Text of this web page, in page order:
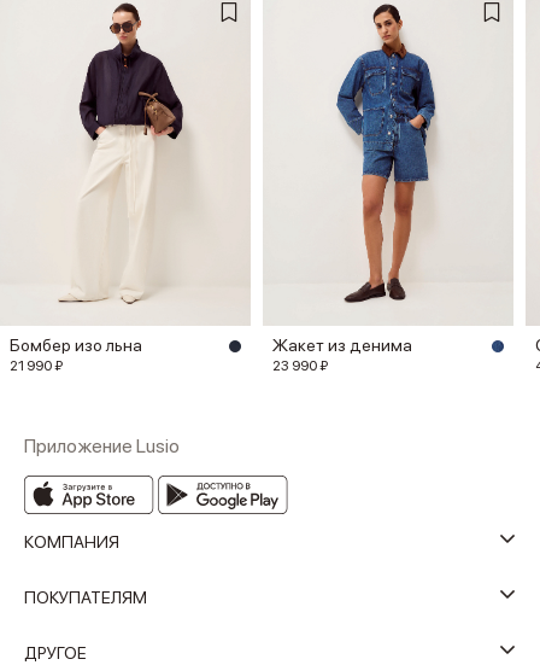
Бомбер изо льна
21 990 ₽
Жакет из денима
23 990 ₽
Приложение Lusio
КОМПАНИЯ
ПОКУПАТЕЛЯМ
ДРУГОЕ